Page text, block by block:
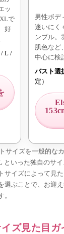
ッ
で
好
/ L /
男性ボデ
迷いにく
ンプル。
肌色など
中心に検
バスト選
定）
サイズを一般的な
といった独自のサ
サイズによって見
選ぶことで、お迎
ズ見た目ガ